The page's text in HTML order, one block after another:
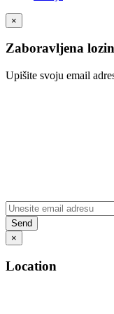
×
Zaboravljena
Upišite svoju email
×
Location